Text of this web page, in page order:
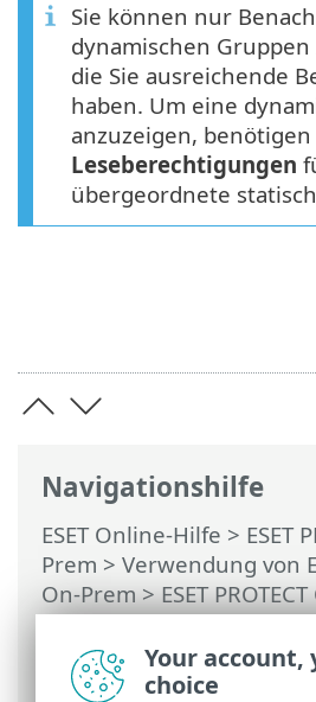
Navigationshilfe
ESET Online-Hilfe > ESET
Prem > Verwendung von
On-Prem>ESET
Hauptmenü>
Verwalten von
Dynamische Gruppe
Sie können nur
dynamischen
die Sie ausreichende
haben. Um eine
anzuzeigen, benötigen
Leseberechtigungen
übergeordnete
Your account,
choice